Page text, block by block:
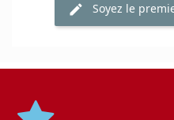
Soyez le